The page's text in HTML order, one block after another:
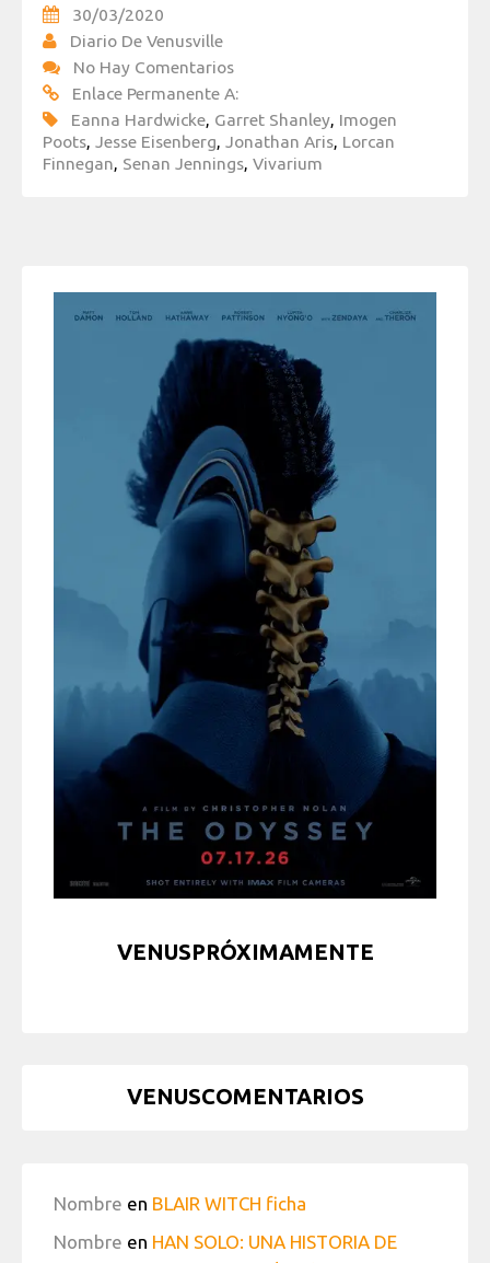
30/03/2020
Diario De Venusville
No Hay Comentarios
Enlace Permanente A:
Eanna Hardwicke, Garret Shanley, Imogen
Poots, Jesse Eisenberg, Jonathan Aris, Lorcan
Finnegan, Senan Jennings, Vivarium
VENUSPRÓXIMAMENTE
VENUSCOMENTARIOS
Nombre en BLAIR WITCH ficha
Nombre en HAN SOLO: UNA HISTORIA DE